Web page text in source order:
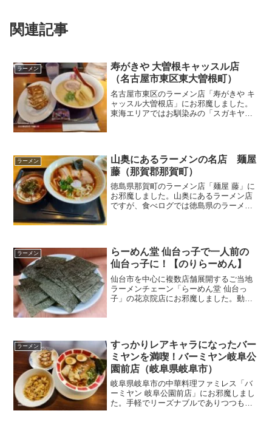
関連記事
ラーメン
寿がきや 大曽根キャッスル店
（名古屋市東区東大曽根町）
名古屋市東区のラーメン店「寿がきや キ
ャッスル大曽根店」にお邪魔しました。
東海エリアではお馴染みの「スガキヤ」
い「赤ラーメン」を頂きました！
ラーメン
山奥にあるラーメンの名店 麺屋
藤（那賀郡那賀町）
徳島県那賀町のラーメン店「麺屋 藤」に
お邪魔しました。山奥にあるラーメン店
ですが、食べログでは徳島県のラーメン
ラーメン
らーめん堂 仙台っ子で一人前の
仙台っ子に！【のりらーめん】
仙台市を中心に複数店舗展開するご当地
ラーメンチェーン「らーめん堂 仙台っ
子」の花京院店にお邪魔しました。動物
ラーメン
すっかりレアキャラになったバー
ミヤンを満喫！バーミヤン岐阜公
園前店（岐阜県岐阜市）
岐阜県岐阜市の中華料理ファミレス「バ
ーミヤン 岐阜公園前店」にお邪魔しまし
た。手軽でリーズナブルでありつつも、